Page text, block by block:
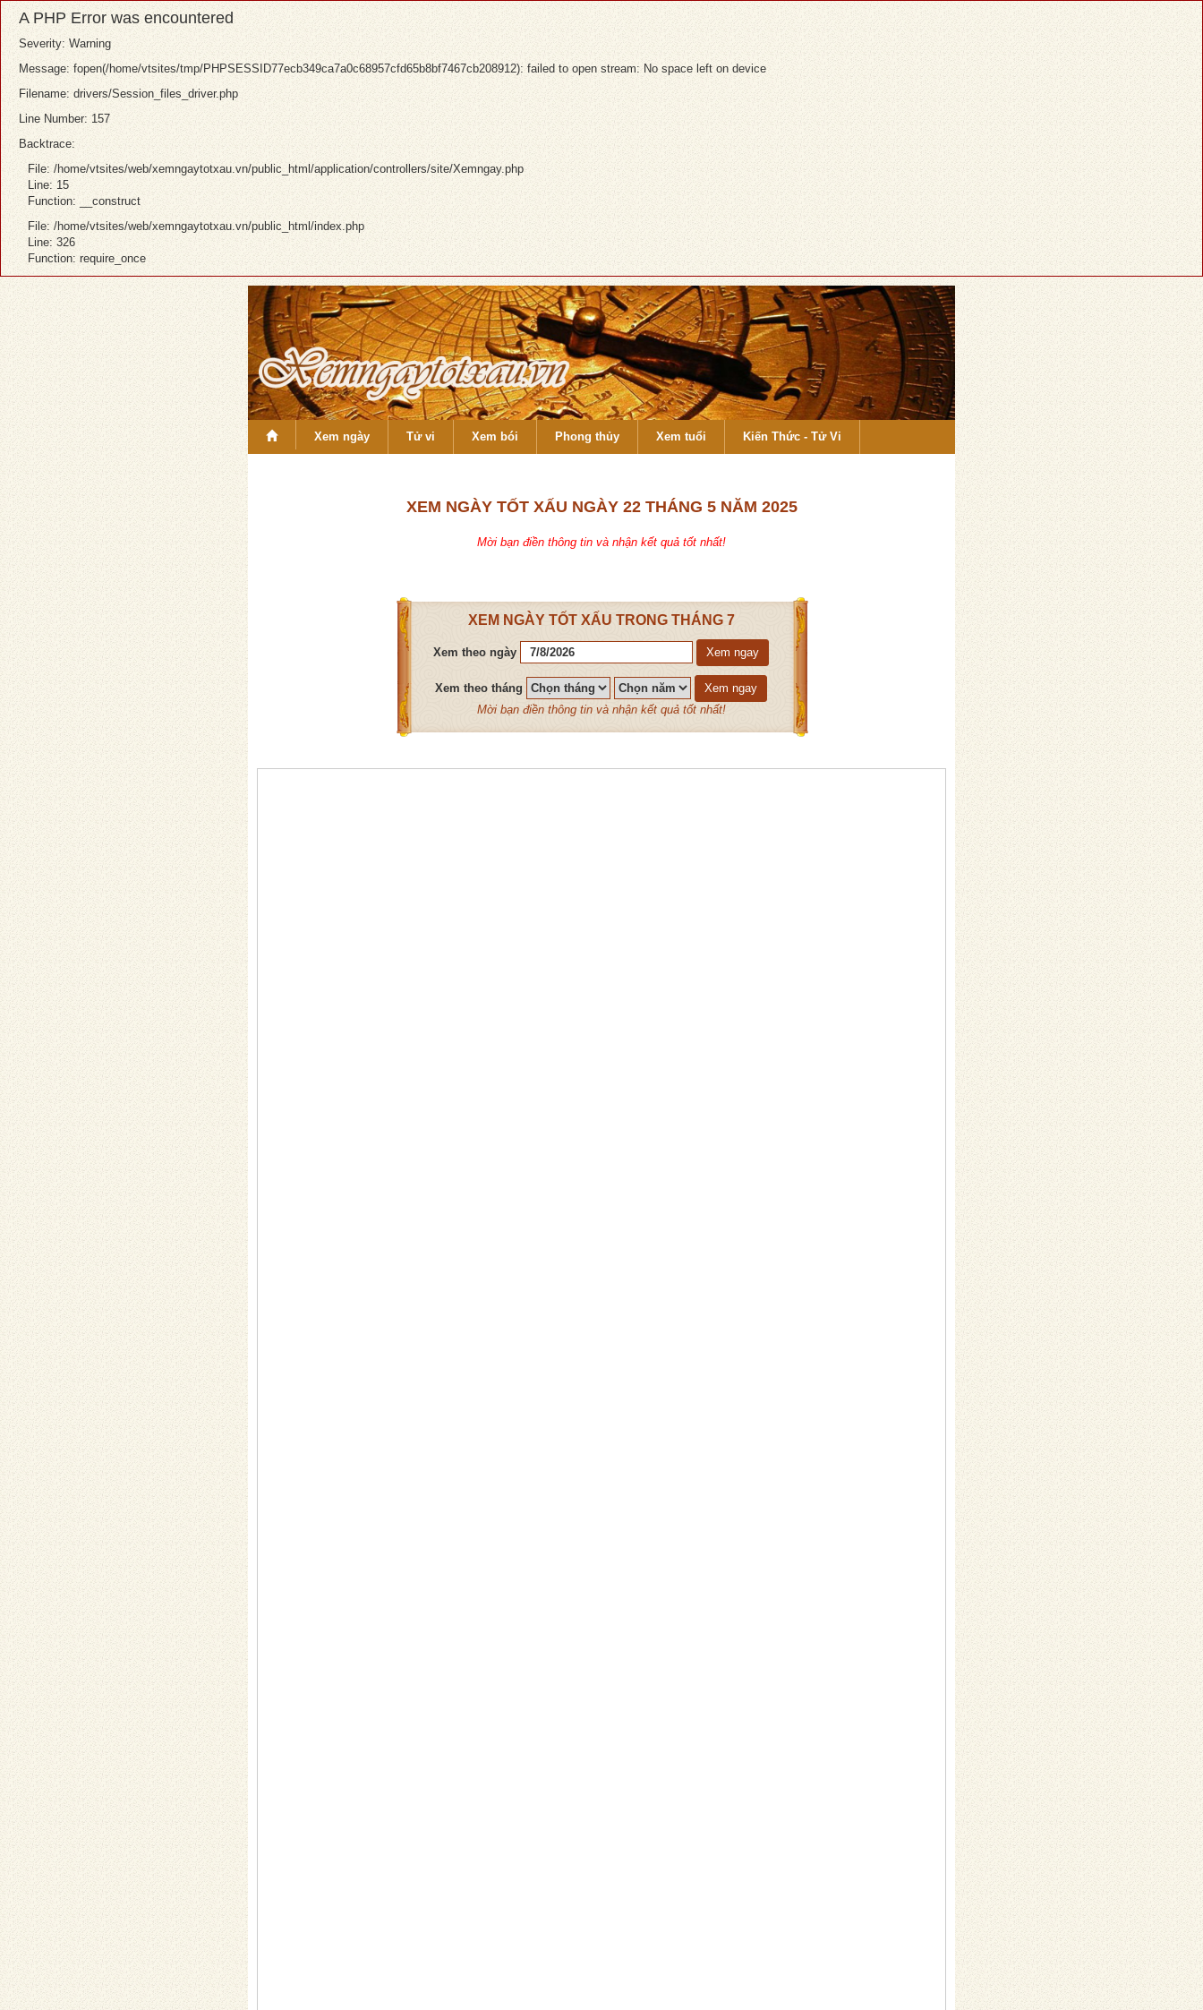
A PHP Error was encountered
Severity: Warning
Message: fopen(/home/vtsites/tmp/PHPSESSID77ecb349ca7a0c68957cfd65b8bf7467cb208912): failed to open stream: No space left on device
Filename: drivers/Session_files_driver.php
Line Number: 157
Backtrace:
File: /home/vtsites/web/xemngaytotxau.vn/public_html/application/controllers/site/Xemngay.php
Line: 15
Function: __construct
File: /home/vtsites/web/xemngaytotxau.vn/public_html/index.php
Line: 326
Function: require_once
Xem ngày Tử vi Xem bói Phong thủy Xem tuổi Kiến Thức - Tử Vi
XEM NGÀY TỐT XẤU NGÀY 22 THÁNG 5 NĂM 2025
Mời bạn điền thông tin và nhận kết quả tốt nhất!
XEM NGÀY TỐT XẤU TRONG THÁNG 7
Xem theo ngày Xem ngay
Xem theo tháng
Xem ngay
Mời bạn điền thông tin và nhận kết quả tốt nhất!